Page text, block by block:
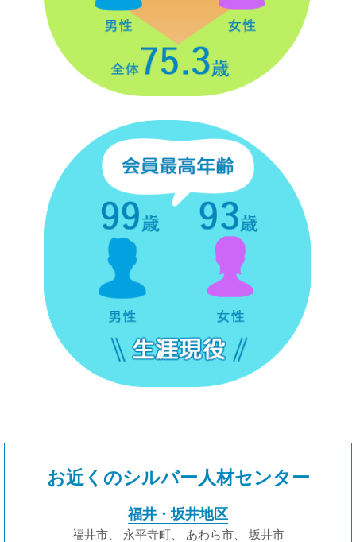
お近くのシルバー人材センター
福井・坂井地区
福井市、 永平寺町、 あわら市、 坂井市